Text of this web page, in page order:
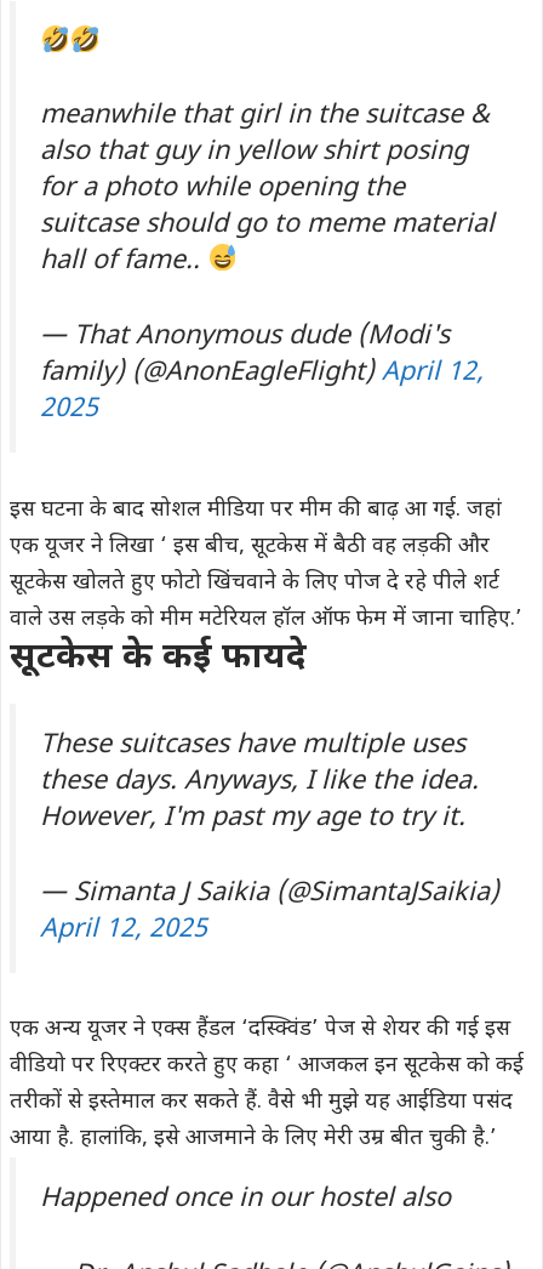
meanwhile that girl in the suitcase &
also that guy in yellow shirt posing
for a photo while opening the
suitcase should go to meme material
hall of fame..
— That Anonymous dude (Modi's
family) (@AnonEagleFlight)April 12,
2025
इस घटना के बाद सोशल मीडिया पर मीम की बाढ़ आ गई. जहां
एक यूजर ने लिखा ‘ इस बीच, सूटकेस में बैठी वह लड़की और
सूटकेस खोलते हुए फोटो खिंचवाने के लिए पोज दे रहे पीले शर्ट
वाले उस लड़के को मीम मटेरियल हॉल ऑफ फेम में जाना चाहिए.’
सूटकेस के कई फायदे
These suitcases have multiple uses
these days. Anyways, I like the idea.
However, I'm past my age to try it.
— Simanta J Saikia (@SimantaJSaikia)
April 12, 2025
एक अन्य यूजर ने एक्स हैंडल ‘दस्क्विंड’ पेज से शेयर की गई इस
वीडियो पर रिएक्टर करते हुए कहा ‘ आजकल इन सूटकेस को कई
तरीकों से इस्तेमाल कर सकते हैं. वैसे भी मुझे यह आईडिया पसंद
आया है. हालांकि, इसे आजमाने के लिए मेरी उम्र बीत चुकी है.’
Happened once in our hostel also